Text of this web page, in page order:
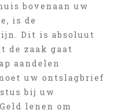
bovenaan uw
is de
Dit is absoluut
de zaak gaat
aandelen
uw ontslagbrief
bij uw
lenen om